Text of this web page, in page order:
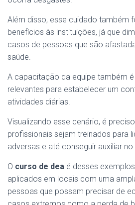
Além disso, esse cuidado também
benefícios às instituições, já que
casos de pessoas que são
saúde.
A capacitação da equipe também
relevantes para estabelecer um
atividades diárias.
Visualizando esse cenário, é
profissionais sejam treinados para
adversas e até conseguir auxiliar
O curso de dea é desses
aplicados em locais com uma
pessoas que possam precisar de